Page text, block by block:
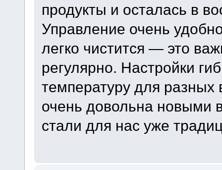
продукты и осталась в
Управление очень
легко чистится — это
регулярно. Настройки
температуру для
очень довольна новыми
стали для нас уже